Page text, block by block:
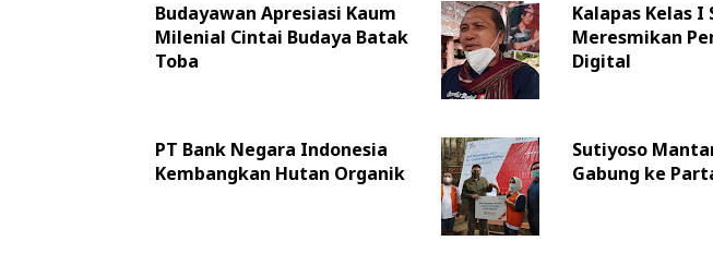
Budayawan Apresiasi Kaum
Milenial Cintai Budaya Batak
Toba
Kalapas Kelas I
Meresmikan
Digital
PT Bank Negara Indonesia
Kembangkan Hutan Organik
Sutiyoso
Gabung ke